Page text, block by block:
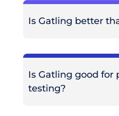
Is Gatling better
Is Gatling good for
testing?